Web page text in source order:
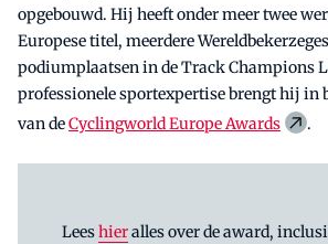
opgebouwd. Hij heeft onder meer twee
Europese titel, meerdere
podiumplaatsen in de Track Champions
professionele sportexpertise brengt hij in
van deCyclingworld Europe Awards .
Leeshieralles over de award,